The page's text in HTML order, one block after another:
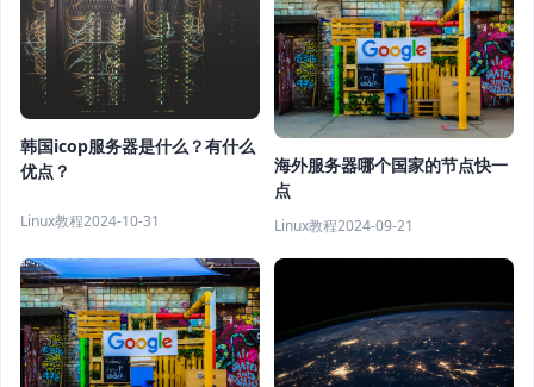
韩国icop服务器是什么？有什么
优点？
Linux教程2024-10-31
海外服务器哪个国家的节点快一
点
Linux教程2024-09-21